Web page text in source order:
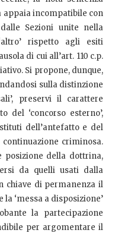
appaia incompatibile con
Sezioni unite nella
rispetto agli esiti
di cui all’art. 110 c.p.
Si propone, dunque,
sulla distinzione
preservi il carattere
del ‘concorso esterno’,
dell’antefatto e del
criminosa.
posizione della dottrina,
da quelli usati dalla
chiave di permanenza il
la ‘messa a disposizione’
la partecipazione
per argomentare il